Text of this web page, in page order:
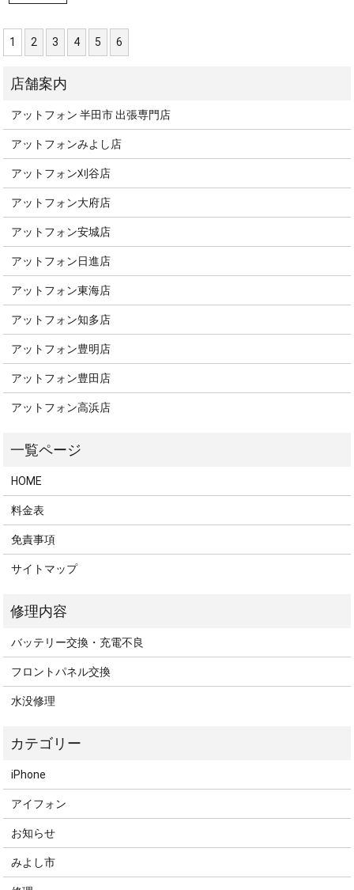
1 2 3 4 5 6
アットフォン 半田市 出張専門店
アットフォンみよし店
アットフォン刈谷店
アットフォン大府店
アットフォン安城店
アットフォン日進店
アットフォン東海店
アットフォン知多店
アットフォン豊明店
アットフォン豊田店
アットフォン高浜店
HOME
料金表
免責事項
サイトマップ
バッテリー交換・充電不良
フロントパネル交換
水没修理
iPhone
アイフォン
お知らせ
みよし市